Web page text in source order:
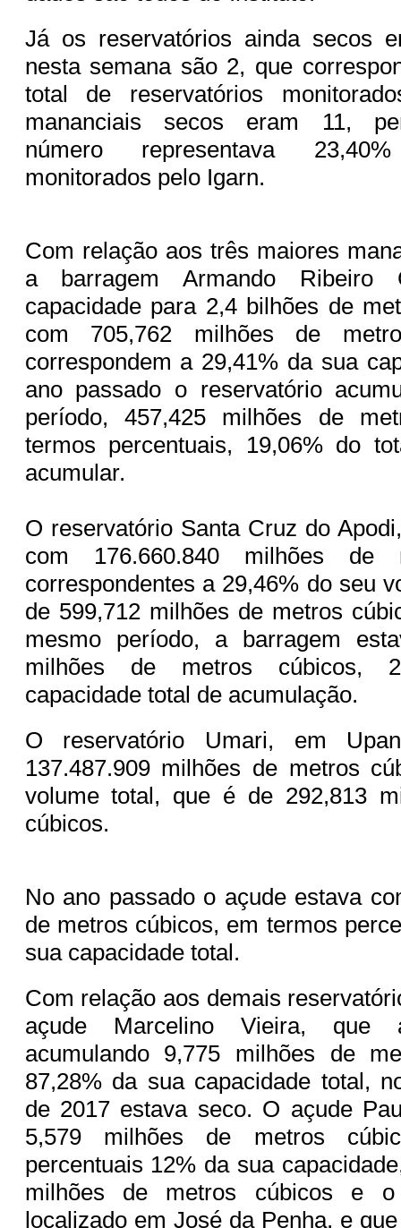
Já os reservatórios ainda secos
nesta semana são 2, que
total de reservatórios
mananciais secos eram 11,
número representava
monitorados pelo Igarn.
Com relação aos três maiores
a barragem Armando Ribeiro
capacidade para 2,4 bilhões de
com 705,762 milhões de
correspondem a 29,41% da sua
ano passado o reservatório
período, 457,425 milhões de
termos percentuais, 19,06% do
acumular.
O reservatório Santa Cruz do
com 176.660.840 milhões de
correspondentes a 29,46% do seu
de 599,712 milhões de metros
mesmo período, a barragem
milhões de metros cúbicos,
capacidade total de acumulação.
O reservatório Umari, em
137.487.909 milhões de metros
volume total, que é de 292,813
cúbicos.
No ano passado o açude estava
de metros cúbicos, em termos
sua capacidade total.
Com relação aos demais
açude Marcelino Vieira, que
acumulando 9,775 milhões de
87,28% da sua capacidade total,
de 2017 estava seco. O açude
5,579 milhões de metros
percentuais 12% da sua
milhões de metros cúbicos e o
localizado em José da Penha, e